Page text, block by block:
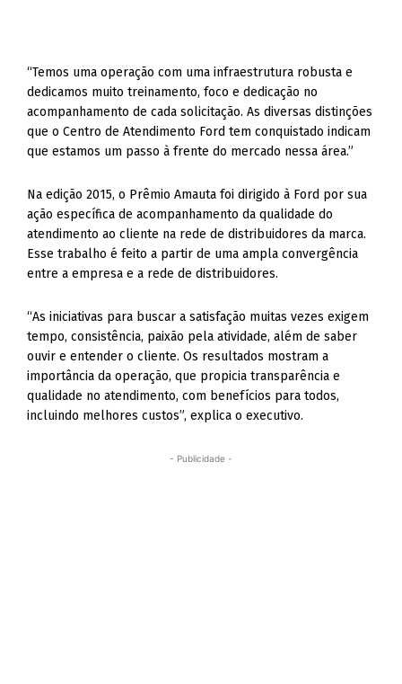
“Temos uma operação com uma infraestrutura robusta e
dedicamos muito treinamento, foco e dedicação no
acompanhamento de cada solicitação. As diversas distinções
que o Centro de Atendimento Ford tem conquistado indicam
que estamos um passo à frente do mercado nessa área.”
Na edição 2015, o Prêmio Amauta foi dirigido à Ford por sua
ação específica de acompanhamento da qualidade do
atendimento ao cliente na rede de distribuidores da marca.
Esse trabalho é feito a partir de uma ampla convergência
entre a empresa e a rede de distribuidores.
“As iniciativas para buscar a satisfação muitas vezes exigem
tempo, consistência, paixão pela atividade, além de saber
ouvir e entender o cliente. Os resultados mostram a
importância da operação, que propicia transparência e
qualidade no atendimento, com benefícios para todos,
incluindo melhores custos”, explica o executivo.
- Publicidade -